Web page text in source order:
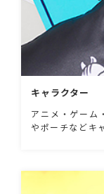
キャラクター
アニメ・ゲーム
やポーチなどキ